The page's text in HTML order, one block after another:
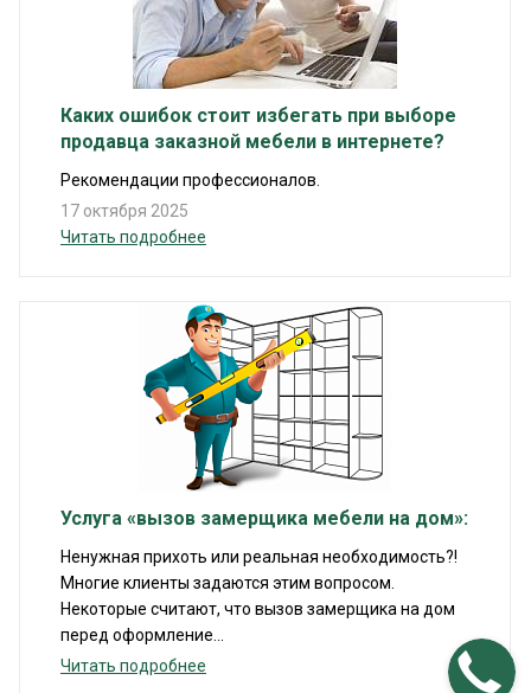
Каких ошибок стоит избегать при выборе
продавца заказной мебели в интернете?
Рекомендации профессионалов.
17 октября 2025
Читать подробнее
Услуга «вызов замерщика мебели на дом»:
Ненужная прихоть или реальная необходимость?!
Многие клиенты задаются этим вопросом.
Некоторые считают, что вызов замерщика на дом
перед оформление...
Читать подробнее